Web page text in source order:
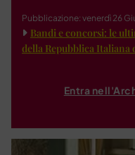
Pubblicazione: venerdì 26
Bandi e concorsi: le
della Repubblica Italiana
Entra